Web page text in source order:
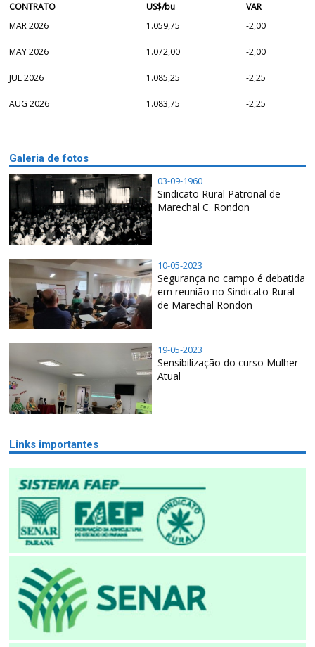
CONTRATO
US$/bu
VAR
MAR 2026
1.059,75 -2,00
MAY 2026 1.072,00 -2,00
JUL 2026 1.085,25 -2,25
AUG 2026 1.083,75 -2,25
Galeria de fotos
03-09-1960
Sindicato Rural Patronal de
Marechal C. Rondon
10-05-2023
Segurança no campo é debatida
em reunião no Sindicato Rural
de Marechal Rondon
19-05-2023
Sensibilização do curso Mulher
Atual
Links importantes